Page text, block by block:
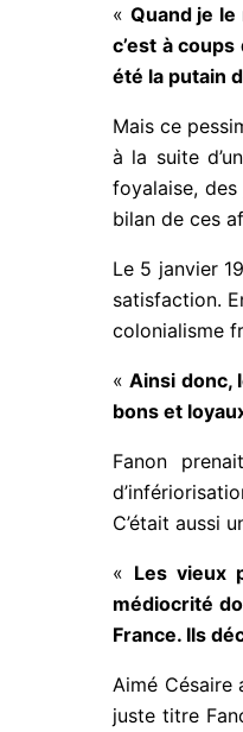
« Quand je
c’est à
été la putain
Mais ce
à la suite
foyalaise,
bilan de ces
Le 5 janvier
satisfaction.
colonialisme
«Ainsi donc,
bons et
Fanon
C’était aussi
« Les vieux
médiocrité
France. Ils
Aimé Césaire
juste titre